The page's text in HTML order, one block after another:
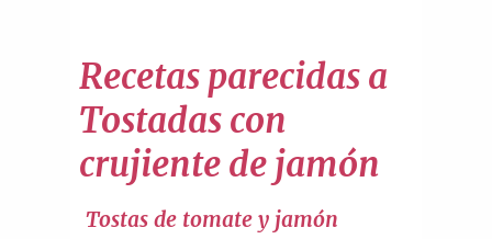
Recetas parecidas a
Tostadas con
crujiente de jamón
Tostas de tomate y jamón